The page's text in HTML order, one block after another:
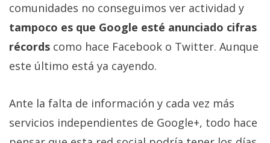
derechos
reservados.
comunidades no conseguimos ver actividad y
tampoco es que Google esté anunciado cifras
récords como hace Facebook o Twitter. Aunque
este último está ya cayendo.
Ante la falta de información y cada vez más
servicios independientes de Google+, todo hace